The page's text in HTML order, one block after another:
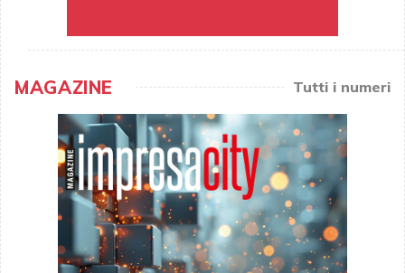
MAGAZINE Tutti i numeri